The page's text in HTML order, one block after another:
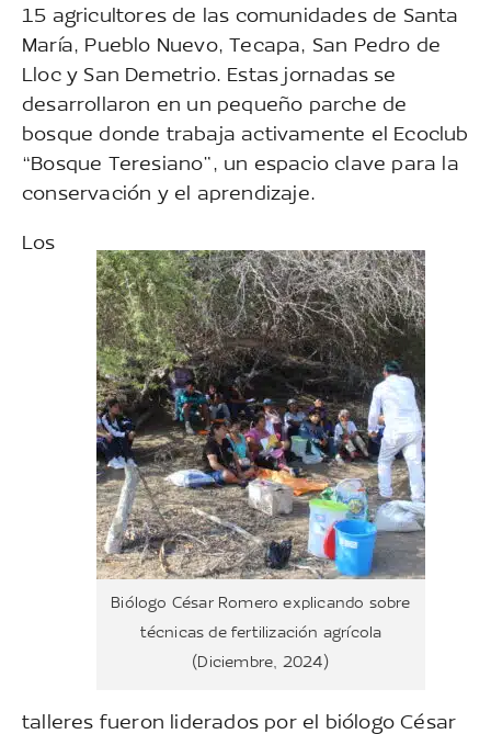
15 agricultores de las comunidades de Santa
María, Pueblo Nuevo, Tecapa, San Pedro de
Lloc y San Demetrio. Estas jornadas se
desarrollaron en un pequeño parche de
bosque donde trabaja activamente el Ecoclub
“Bosque Teresiano”, un espacio clave para la
conservación y el aprendizaje.
Biólogo César Romero explicando sobre
técnicas de fertilización agrícola
(Diciembre, 2024)
Los
talleres fueron liderados por el biólogo César